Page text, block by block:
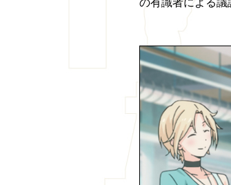
の有識者による議